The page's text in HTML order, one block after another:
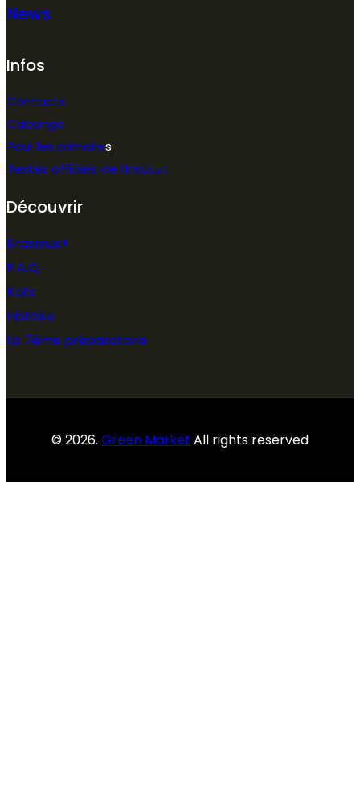
News
Infos
Contacts
Cabanga
Pour les primaires
Textes officiels de l’Institut
Découvrir
Erasmus+
F.A.Q.
Kots
Histoire
La 7ème préparatoire
© 2026. Green Market All rights reserved